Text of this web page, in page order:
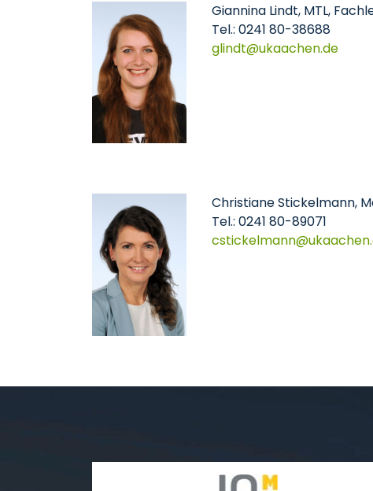
Giannina Lindt, MTL,
Tel.: 0241 80-38688
glindt
ukaachende
Christiane Stickelmann,
Tel.: 0241 80-89071
cstickelmann
ukaachen